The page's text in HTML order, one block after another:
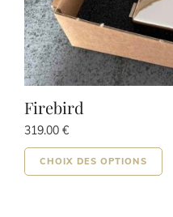
Firebird
319.00 €
CHOIX DES OPTIONS
Ce